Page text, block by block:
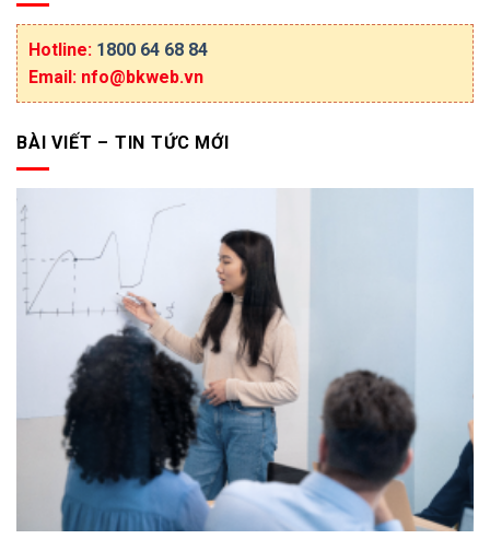
Hotline: 1800 64 68 84
Email: nfo@bkweb.vn
BÀI VIẾT – TIN TỨC MỚI